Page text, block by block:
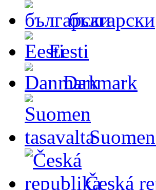
български
Eesti
Danmark
Česká